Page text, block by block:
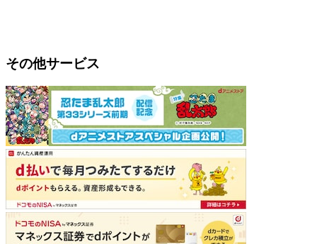
その他サービス